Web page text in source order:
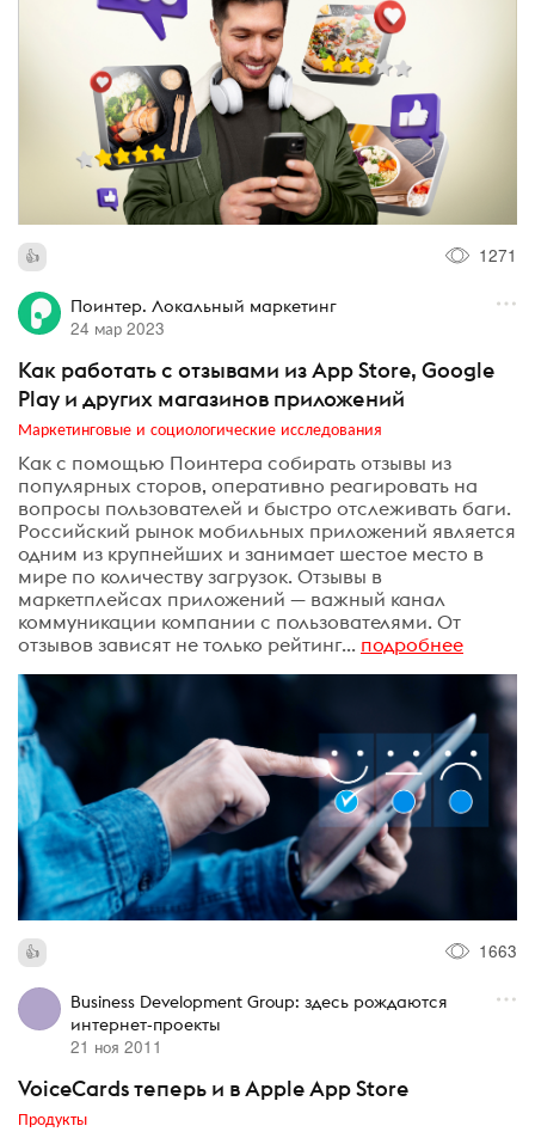
1271
Поинтер. Локальный маркетинг
24 мар 2023
Как работать с отзывами из App Store, Google
Play и других магазинов приложений
Маркетинговые и социологические исследования
Как с помощью Поинтера собирать отзывы из
популярных сторов, оперативно реагировать на
вопросы пользователей и быстро отслеживать баги.
Рос­сий­ский ры­нок мобильных приложений яв­ляет­ся
од­ним из круп­ней­ших и за­нимает шес­тое мес­то в
ми­ре по количеству загрузок. Отзывы в
маркетплейсах приложений — важный канал
коммуникации компании с пользователями. От
отзывов зависят не только рейтинг... подробнее
1663
Business Development Group: здесь рождаются
интернет-проекты
21 ноя 2011
VoiceCards теперь и в Apple App Store
Продукты